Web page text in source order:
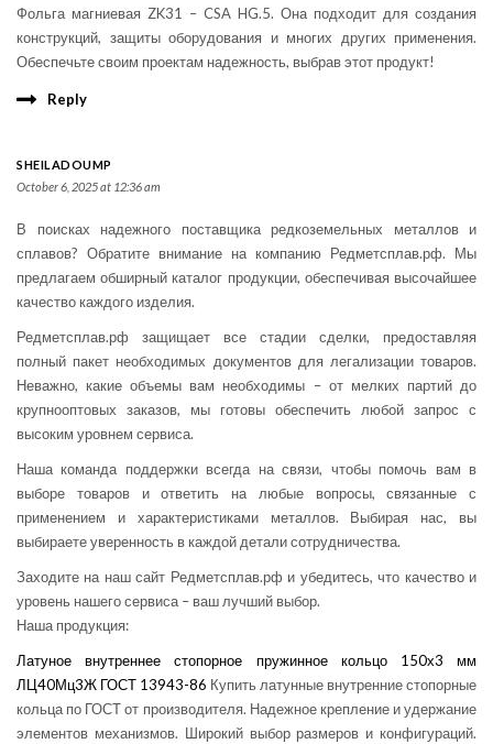
Фольга магниевая ZK31 – CSA HG.5. Она подходит для создания
конструкций, защиты оборудования и многих других применения.
Обеспечьте своим проектам надежность, выбрав этот продукт!
Reply
SHEILADOUMP
October 6, 2025 at 12:36 am
В поисках надежного поставщика редкоземельных металлов и
сплавов? Обратите внимание на компанию Редметсплав.рф. Мы
предлагаем обширный каталог продукции, обеспечивая высочайшее
качество каждого изделия.
Редметсплав.рф защищает все стадии сделки, предоставляя
полный пакет необходимых документов для легализации товаров.
Неважно, какие объемы вам необходимы – от мелких партий до
крупнооптовых заказов, мы готовы обеспечить любой запрос с
высоким уровнем сервиса.
Наша команда поддержки всегда на связи, чтобы помочь вам в
выборе товаров и ответить на любые вопросы, связанные с
применением и характеристиками металлов. Выбирая нас, вы
выбираете уверенность в каждой детали сотрудничества.
Заходите на наш сайт Редметсплав.рф и убедитесь, что качество и
уровень нашего сервиса – ваш лучший выбор.
Наша продукция:
Латуное внутреннее стопорное пружинное кольцо 150х3 мм
ЛЦ40Мц3Ж ГОСТ 13943-86 Купить латунные внутренние стопорные
кольца по ГОСТ от производителя. Надежное крепление и удержание
элементов механизмов. Широкий выбор размеров и конфигураций.